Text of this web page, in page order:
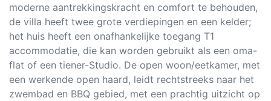
moderne aantrekkingskracht en comfort te behouden,
de villa heeft twee grote verdiepingen en een kelder;
het huis heeft een onafhankelijke toegang T1
accommodatie, die kan worden gebruikt als een oma-
flat of een tiener-Studio. De open woon/eetkamer, met
een werkende open haard, leidt rechtstreeks naar het
zwembad en BBQ gebied, met een prachtig uitzicht op